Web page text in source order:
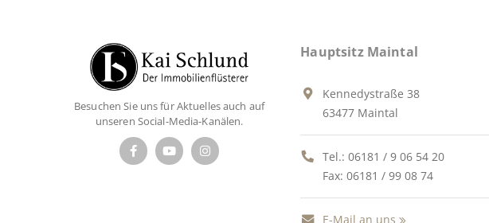
Besuchen Sie uns für Aktuelles auch auf
unseren Social-Media-Kanälen.
Hauptsitz Maintal
Kennedystraße 38
63477 Maintal
Tel.:06181 / 9 06 54 20
Fax: 06181 / 99 08 74
E-Mail an uns